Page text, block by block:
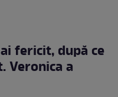
fericit, după ce
Veronica a